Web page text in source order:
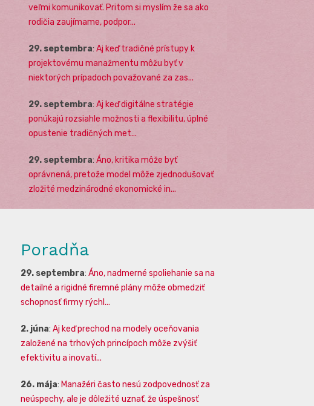
veľmi komunikovať. Pritom si myslím že sa ako
rodičia zaujímame, podpor...
29. septembra: Aj keď tradičné prístupy k
projektovému manažmentu môžu byť v
niektorých prípadoch považované za zas...
29. septembra: Aj keď digitálne stratégie
ponúkajú rozsiahle možnosti a flexibilitu, úplné
opustenie tradičných met...
29. septembra: Áno, kritika môže byť
oprávnená, pretože model môže zjednodušovať
zložité medzinárodné ekonomické in...
Poradňa
29. septembra: Áno, nadmerné spoliehanie sa na
detailné a rigidné firemné plány môže obmedziť
schopnosť firmy rýchl...
2. júna: Aj keď prechod na modely oceňovania
založené na trhových princípoch môže zvýšiť
efektivitu a inovatí...
26. mája: Manažéri často nesú zodpovednosť za
neúspechy, ale je dôležité uznať, že úspešnosť